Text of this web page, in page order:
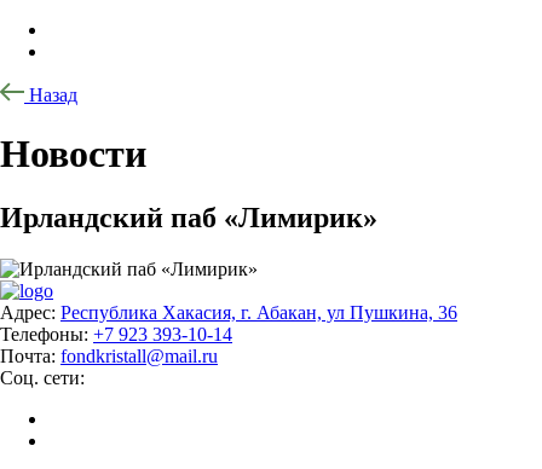
Назад
Новости
Ирландский паб «Лимирик»
Адрес: Республика Хакасия, г. Абакан, ул Пушкина, 36
Телефоны: +7 923 393-10-14
Почта: fondkristall@mail.ru
Соц. сети: